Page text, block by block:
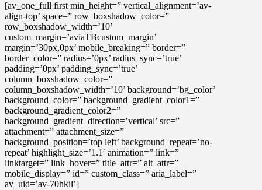
[av_one_full first min_height=” vertical_alignment=’av-
align-top’ space=” row_boxshadow_color=”
row_boxshadow_width=’10’
custom_margin=’aviaTBcustom_margin’
margin=’30px,0px’ mobile_breaking=” border=”
border_color=” radius=’0px’ radius_sync=’true’
padding=’0px’ padding_sync=’true’
column_boxshadow_color=”
column_boxshadow_width=’10’ background=’bg_color’
background_color=” background_gradient_color1=”
background_gradient_color2=”
background_gradient_direction=’vertical’ src=”
attachment=” attachment_size=”
background_position=’top left’ background_repeat=’no-
repeat’ highlight_size=’1.1′ animation=” link=”
linktarget=” link_hover=” title_attr=” alt_attr=”
mobile_display=” id=” custom_class=” aria_label=”
av_uid=’av-70hkil’]